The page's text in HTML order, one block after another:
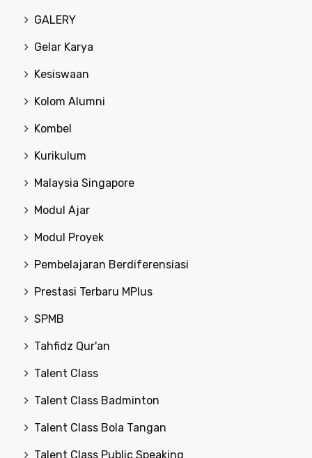
GALERY
Gelar Karya
Kesiswaan
Kolom Alumni
Kombel
Kurikulum
Malaysia Singapore
Modul Ajar
Modul Proyek
Pembelajaran Berdiferensiasi
Prestasi Terbaru MPlus
SPMB
Tahfidz Qur'an
Talent Class
Talent Class Badminton
Talent Class Bola Tangan
Talent Class Public Speaking